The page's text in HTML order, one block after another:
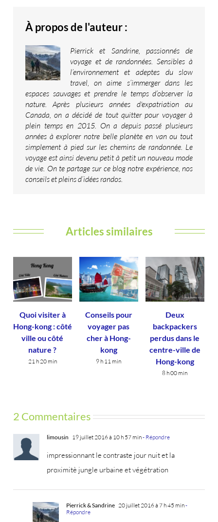
À propos de l'auteur :
Pierrick et Sandrine, passionnés de
voyage et de randonnées. Sensibles à
l’environnement et adeptes du slow
travel, on aime s’immerger dans les
espaces sauvages et prendre le temps d’observer la
nature. Après plusieurs années d'expatriation au
Canada, on a décidé de tout quitter pour voyager à
plein temps en 2015. On a depuis passé plusieurs
années à explorer notre belle planète en van ou tout
simplement à pied sur les chemins de randonnée. Le
voyage est ainsi devenu petit à petit un nouveau mode
de vie. On te partage sur ce blog notre expérience, nos
conseils et pleins d’idées randos.
Articles similaires
Quoi visiter à
Hong-kong : côté
ville ou côté
nature ?
21 h 20 min
Conseils pour
voyager pas
cher à Hong-
kong
9 h 11 min
Deux
backpackers
perdus dans le
centre-ville de
Hong-kong
8 h 00 min
2 Commentaires
limousin 19 juillet 2016 à 10 h 57 min- Répondre
impressionnant le contraste jour nuit et la
proximitè jungle urbaine et végétration
Pierrick & Sandrine 20 juillet 2016 à 7 h 45 min-
Répondre